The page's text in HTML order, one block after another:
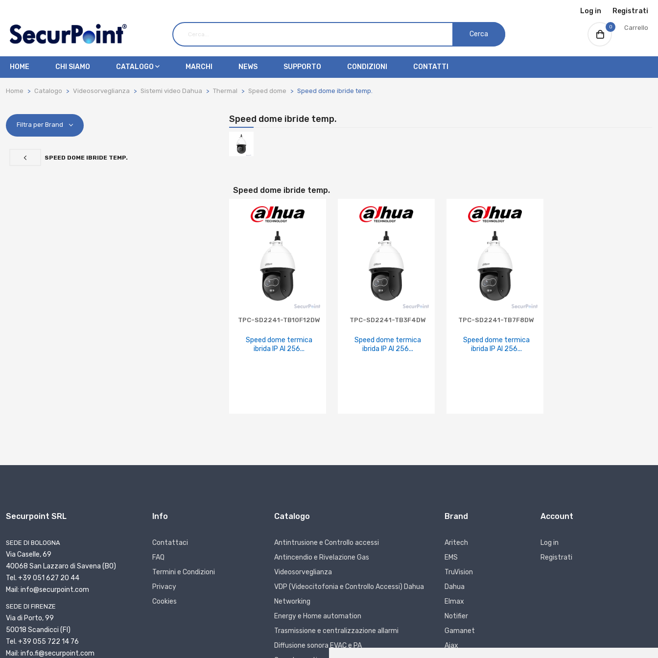
Log in Registrati
Cerca
0 Carrello
HOME CHI SIAMO CATALOGO MARCHI NEWS SUPPORTO CONDIZIONI CONTATTI
Home Catalogo Videosorveglianza Sistemi video Dahua Thermal Speed dome Speed dome ibride temp.
Filtra per Brand
SPEED DOME IBRIDE TEMP.
Speed dome ibride temp.
Speed dome ibride temp.
TPC-SD2241-TB10F12DW
Speed dome termica
ibrida IP AI 256...
TPC-SD2241-TB3F4DW
Speed dome termica
ibrida IP AI 256...
TPC-SD2241-TB7F8DW
Speed dome termica
ibrida IP AI 256...
Securpoint SRL
SEDE DI BOLOGNA
Via Caselle, 69
40068 San Lazzaro di Savena (BO)
Tel. +39 051 627 20 44
Mail: info@securpoint.com
SEDE DI FIRENZE
Via di Porto, 99
50018 Scandicci (FI)
Tel. +39 055 722 14 76
Mail: info.fi@securpoint.com
Info
Contattaci
FAQ
Termini e Condizioni
Privacy
Cookies
Catalogo
Antintrusione e Controllo accessi
Antincendio e Rivelazione Gas
Videosorveglianza
VDP (Videocitofonia e Controllo Accessi) Dahua
Networking
Energy e Home automation
Trasmissione e centralizzazione allarmi
Diffusione sonora EVAC e PA
Brand
Aritech
EMS
TruVision
Dahua
Elmax
Notifier
Gamanet
Ajax
Account
Log in
Registrati